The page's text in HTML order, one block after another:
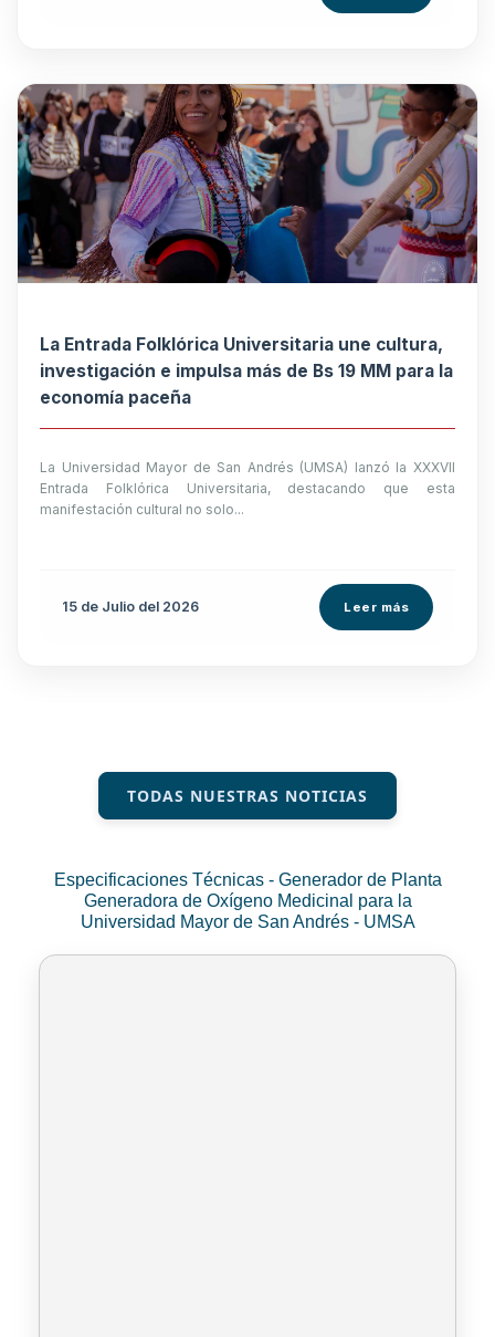
La Entrada Folklórica Universitaria une cultura,
investigación e impulsa más de Bs 19 MM para la
economía paceña
La Universidad Mayor de San Andrés (UMSA) lanzó la XXXVII
Entrada Folklórica Universitaria, destacando que esta
manifestación cultural no solo...
15 de Julio del 2026 Leer más
TODAS NUESTRAS NOTICIAS
Especificaciones Técnicas - Generador de Planta
Generadora de Oxígeno Medicinal para la
Universidad Mayor de San Andrés - UMSA